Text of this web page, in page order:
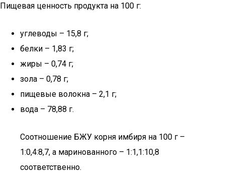
Пищевая ценность продукта на 100 г:
углеводы – 15,8 г;
белки – 1,83 г;
жиры – 0,74 г;
зола – 0,78 г;
пищевые волокна – 2,1 г;
вода – 78,88 г.
Соотношение БЖУ корня имбиря на 100 г –
1:0,4:8,7, а маринованного – 1:1,1:10,8
соответственно.